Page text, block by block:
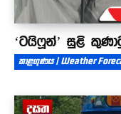
‘ටයිෆූන්’ සුළි
කාළගුණය | Weather